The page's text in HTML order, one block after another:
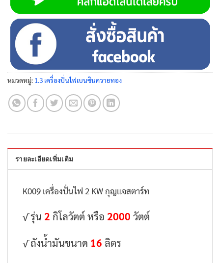
หมวดหมู่: 1.3 เครื่องปั่นไฟเบนซินควายทอง
รายละเอียดเพิ่มเติม
K009 เครื่องปั่นไฟ 2 KW กุญแจสตาร์ท
√ รุ่น 2 กิโลวัตต์ หรือ 2000 วัตต์
√ ถังน้ำมันขนาด 16 ลิตร